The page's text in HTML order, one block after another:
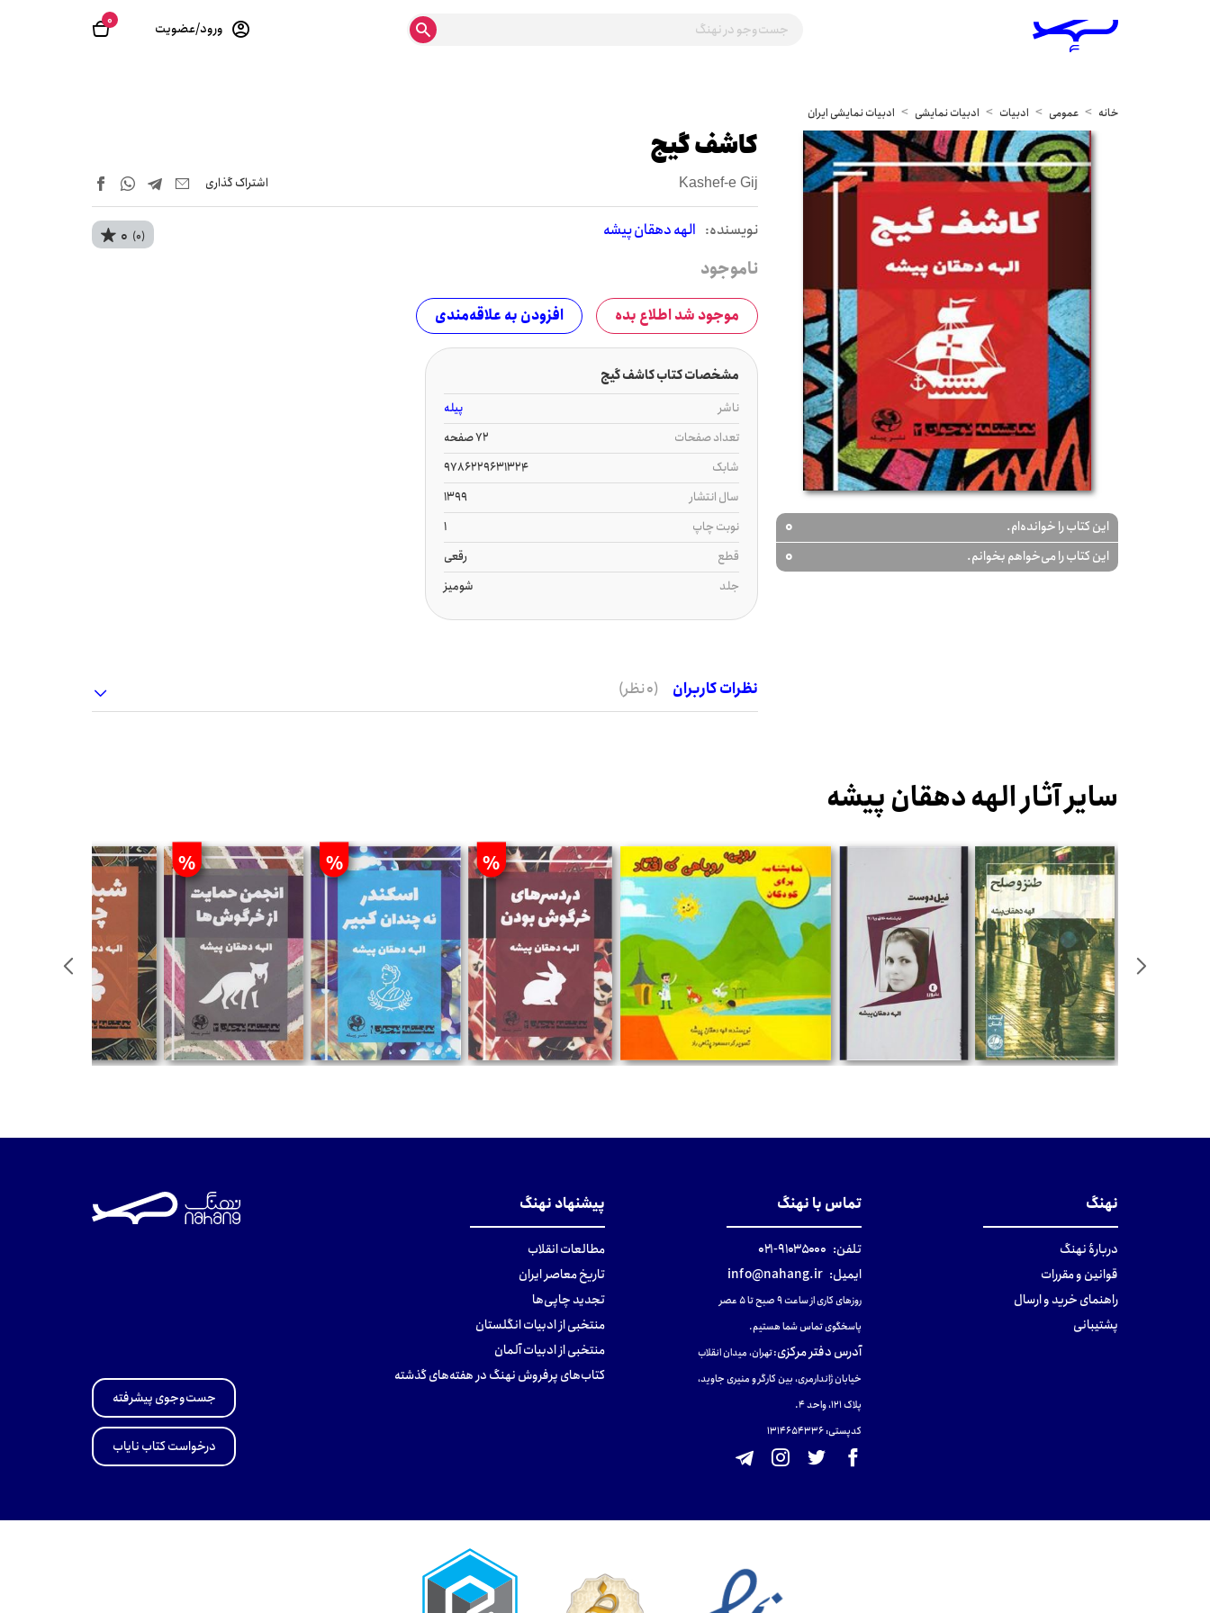
0 ورود/عضویت
خانه عمومی ادبیات ادبیات نمایشی ادبیات نمایشی ایران
این کتاب را خوانده‌ام. 0
این کتاب را می‌خواهم بخوانم. 0
کاشف گیج
Kashef-e Gij اشتراک‌ گذاری
نويسنده: الهه دهقان پیشه 0 (0)
ناموجود
موجود شد اطلاع بده افزودن به علاقه‌مندی
مشخصات کتاب کاشف گیج
ناشر
پیله
تعداد صفحات
72 صفحه
شابک
9786229631324
سال انتشار
1399
نوبت چاپ
1
قطع
رقعی
جلد
شومیز
نظرات کاربران (0 نظر)
سایر آثار الهه دهقان پیشه
%
%
%
نهنگ
دربارهٔ نهنگ
قوانین و مقررات
راهنمای خرید و ارسال
پشتیبانی
تماس با نهنگ
تلفن: ۹۱۰۳۵۰۰۰-۰۲۱
ایمیل: info@nahang.ir
روزهای کاری از ساعت ۹ صبح تا ۵ عصر
پاسخگوی تماس شما هستیم.
آدرس دفتر مرکزی:تهران، میدان انقلاب
خیابان ژاندارمری، بین کارگر و منیری جاوید،
پلاک 121، واحد ۴.
کدپستی: 131465433۶
پیشنهاد نهنگ
مطالعات انقلاب
تاریخ معاصر ایران
تجدید چاپی‌ها
منتخبی از ادبیات انگلستان
منتخبی از ادبیات آلمان
کتاب‌های پرفروش نهنگ در هفته‌های گذشته
جست‌وجوی پیشرفته
درخواست کتاب نایاب